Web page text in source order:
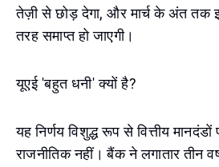
तेज़ी से छोड़ देगा, और मार्च के अंत तक
तरह समाप्त हो जाएगी।
यूएई 'बहुत धनी' क्यों है?
यह निर्णय विशुद्ध रूप से वित्तीय
राजनीतिक नहीं। बैंक ने लगातार तीन